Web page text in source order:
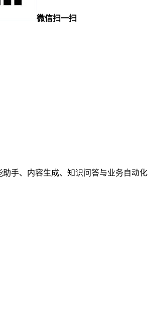
微信扫一扫
助手、内容生成、知识问答与业务自动化